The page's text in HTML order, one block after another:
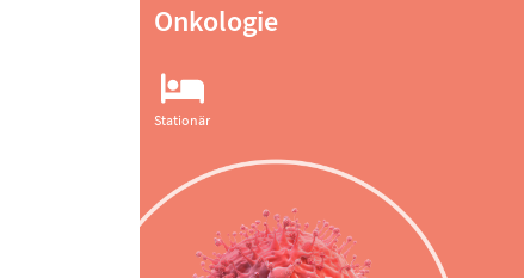
Onkologie
Stationär